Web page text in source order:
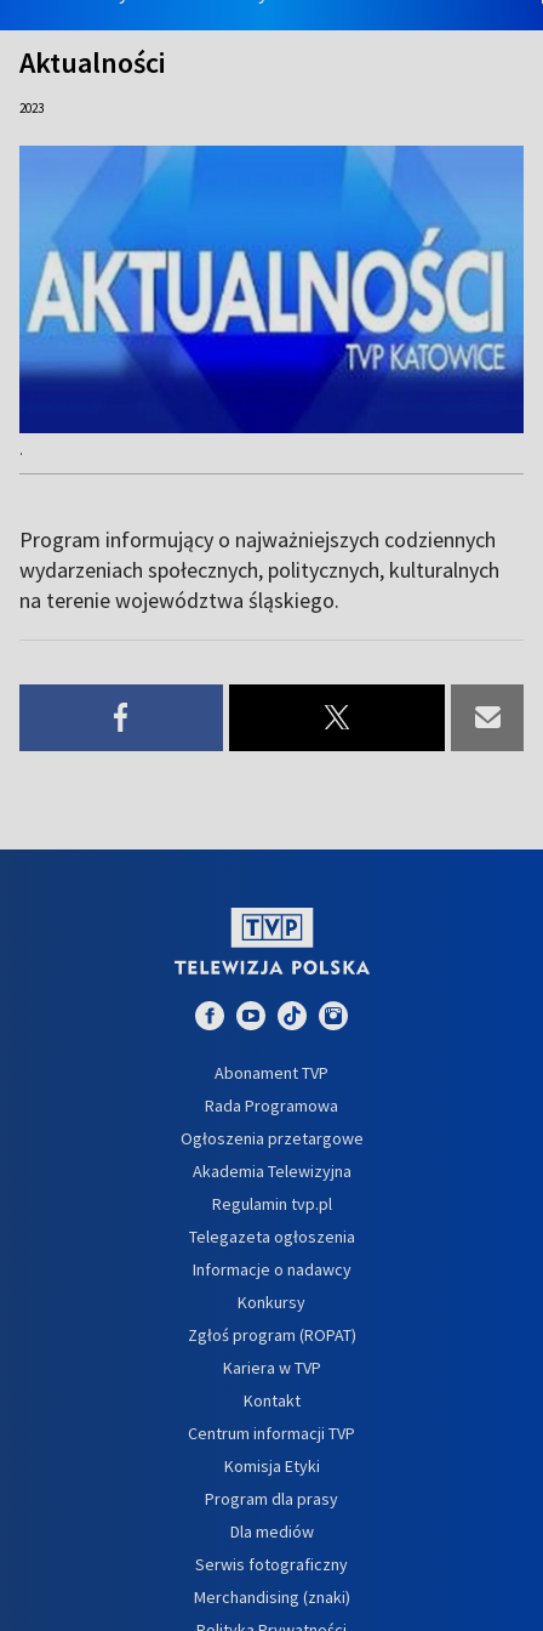
Aktualności
2023
.
Program informujący o najważniejszych codziennych
wydarzeniach społecznych, politycznych, kulturalnych
na terenie województwa śląskiego.
Abonament TVP
Rada Programowa
Ogłoszenia przetargowe
Akademia Telewizyjna
Regulamin tvp.pl
Telegazeta ogłoszenia
Informacje o nadawcy
Konkursy
Zgłoś program (ROPAT)
Kariera w TVP
Kontakt
Centrum informacji TVP
Komisja Etyki
Program dla prasy
Dla mediów
Serwis fotograficzny
Merchandising (znaki)